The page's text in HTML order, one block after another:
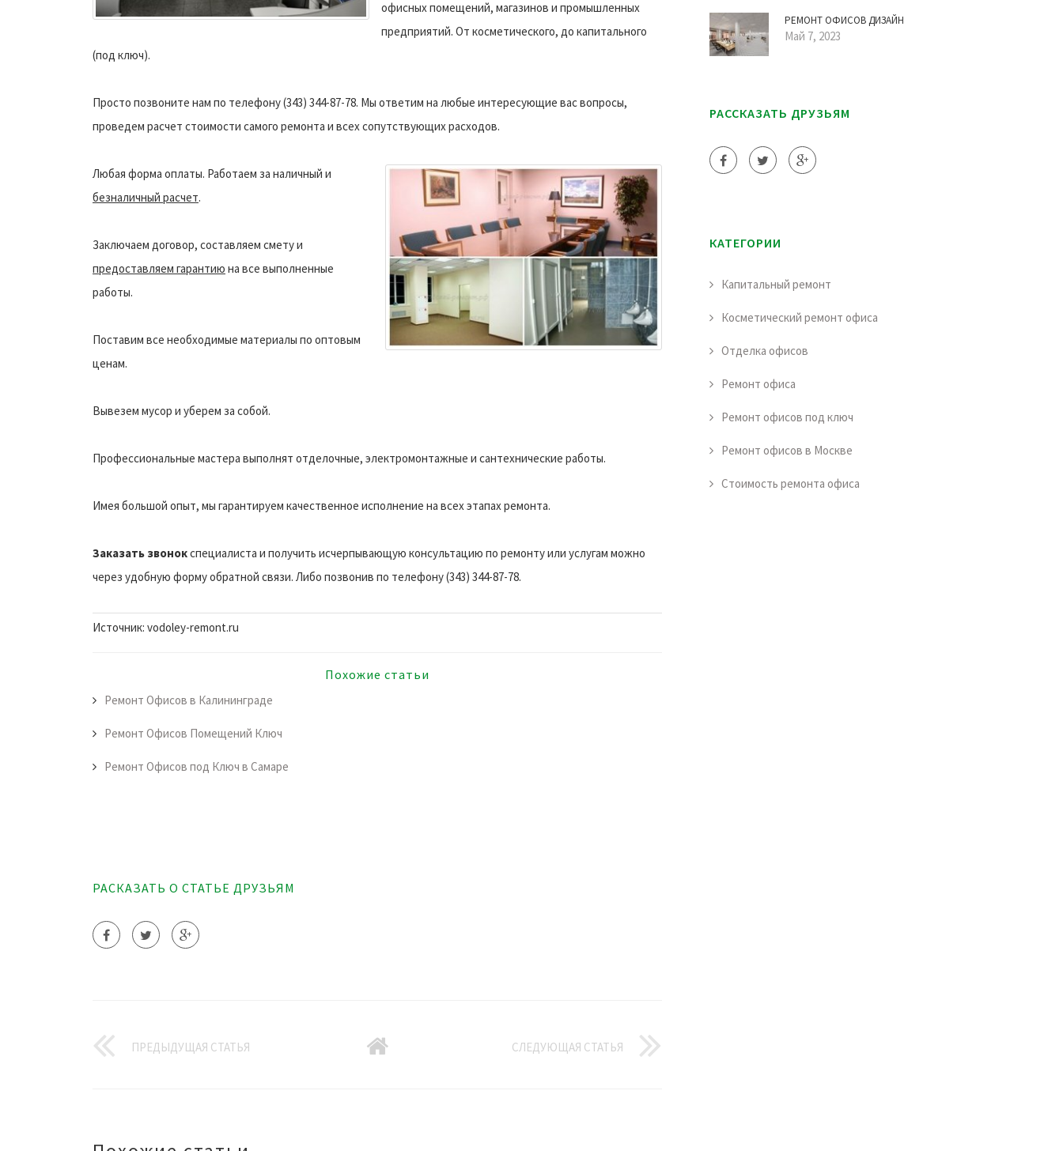
офисных помещений, магазинов и промышленных
предприятий. От косметического, до капитального
(под ключ).
Просто позвоните нам по телефону (343) 344-87-78. Мы ответим на любые интересующие вас вопросы,
проведем расчет стоимости самого ремонта и всех сопутствующих расходов.
Любая форма оплаты. Работаем за наличный и
безналичный расчет.
Заключаем договор, составляем смету и
предоставляем гарантию на все выполненные
работы.
Поставим все необходимые материалы по оптовым
ценам.
Вывезем мусор и уберем за собой.
Профессиональные мастера выполнят отделочные, электромонтажные и сантехнические работы.
Имея большой опыт, мы гарантируем качественное исполнение на всех этапах ремонта.
Заказать звонокспециалиста и получить исчерпывающую консультацию по ремонту или услугам можно
через удобную форму обратной связи. Либо позвонив по телефону (343) 344-87-78.
Источник: vodoley-remont.ru
Похожие статьи
Ремонт Офисов в Калининграде
Ремонт Офисов Помещений Ключ
Ремонт Офисов под Ключ в Самаре
РАСКАЗАТЬ О СТАТЬЕ ДРУЗЬЯМ
ПРЕДЫДУЩАЯ СТАТЬЯ СЛЕДУЮЩАЯ СТАТЬЯ
РЕМОНТ ОФИСОВ ДИЗАЙН
Май 7, 2023
РАССКАЗАТЬ ДРУЗЬЯМ
КАТЕГОРИИ
Капитальный ремонт
Косметический ремонт офиса
Отделка офисов
Ремонт офиса
Ремонт офисов под ключ
Ремонт офисов в Москве
Стоимость ремонта офиса